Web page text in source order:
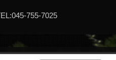
755-7025